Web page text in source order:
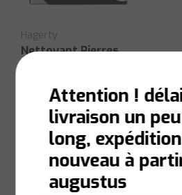
Hagerty
Nettoyant Pierres
En stock:Livraison en 1
à 3 jours ouvrables
Afficher
Attention !
livraison un
long,
nouveau à
augustus